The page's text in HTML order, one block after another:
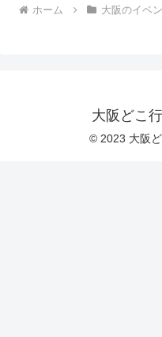
ホーム 大阪のイベ
大阪どこ
© 2023 大阪